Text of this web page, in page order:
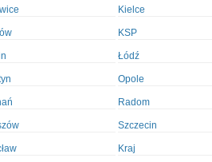
Kielce
KSP
Łódź
Opole
Radom
Szczecin
Kraj